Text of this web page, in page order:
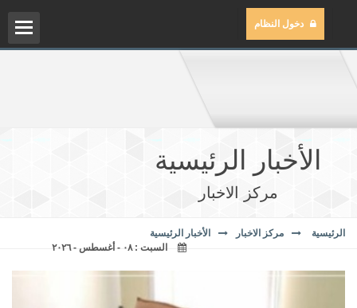
دخول النظام
الأخبار الرئيسية
مركز الاخبار
الرئيسية مركز الاخبار
الأخبار الرئيسية
السبت : ٠٨ - أغسطس - ٢٠٢٦